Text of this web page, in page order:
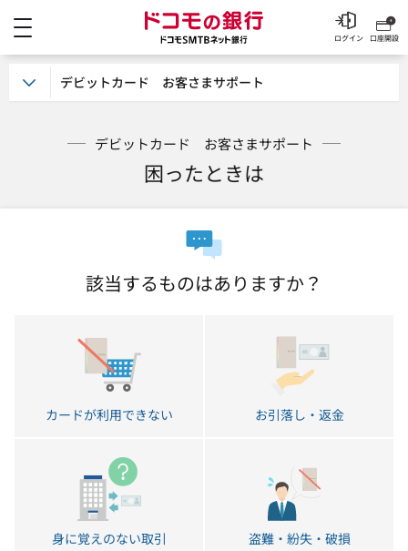
ドコモの銀行 ドコモ
口座開設
ログイン
デビットカード お客さまサポート
困ったときは
該当するものはありますか？
カードが利用できない お引落し・返金
身に覚えのない取引 盗難・紛失・破損
デビットカード お客さまサポート